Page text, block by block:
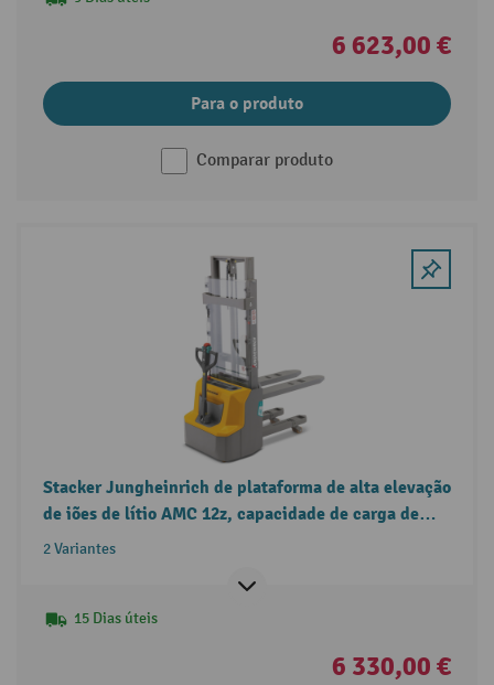
6 623,00 €
Para o produto
Comparar produto
Stacker Jungheinrich de plataforma de alta elevação
de iões de lítio AMC 12z, capacidade de carga de
1200 kg
2 Variantes
15 Dias úteis
6 330,00 €